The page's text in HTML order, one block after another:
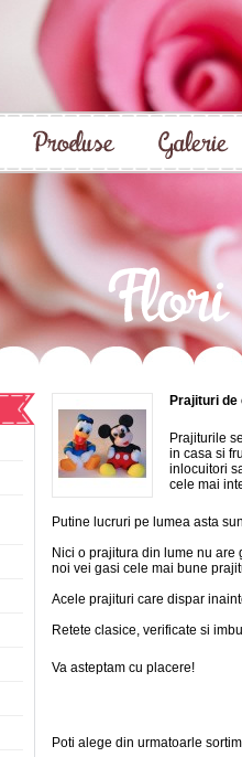
Prajituri de
Prajiturile
in casa si
inlocuitori
cele mai
Putine lucruri pe lumea asta
Nici o prajitura din lume nu are
noi vei gasi cele mai bune
Acele prajituri care dispar
Retete clasice, verificate si
Va asteptam cu placere!
Poti alege din urmatoarle